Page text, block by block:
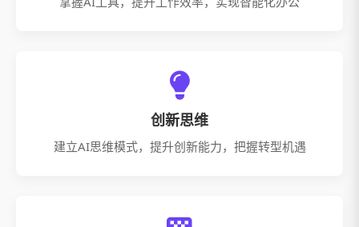
创新思维
建立AI思维模式，提升创新能力，把握转型机遇